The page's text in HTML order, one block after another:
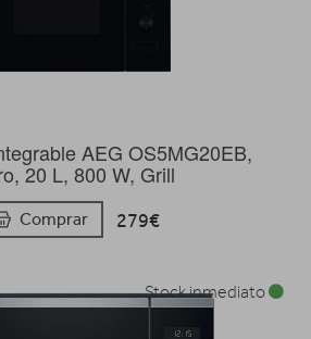
AEG OS5MG20EB,
20 L, 800 W, Grill
Comprar 279€
Stock inmediato